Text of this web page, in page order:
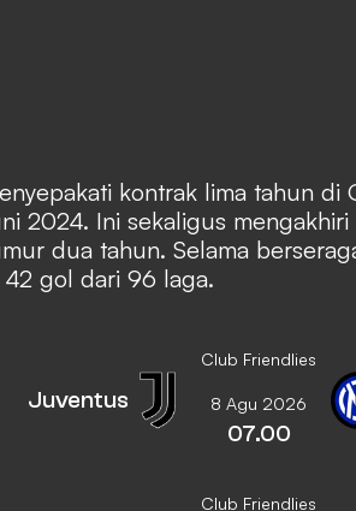
kontrak lima tahun di
2024. Ini sekaligus
dua tahun. Selama
42 gol dari 96 laga.
Club Friendlies
Juventus 8 Agu 2026
07.00
Club Friendlies